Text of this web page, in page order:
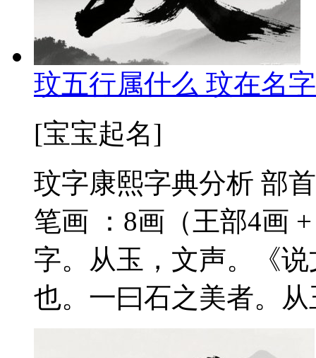
玟五行属什么 玟在名
[宝宝起名]
玟字康熙字典分析 部
笔画 ：8画（王部4画
字。从玉，文声。《
也。一曰石之美者。